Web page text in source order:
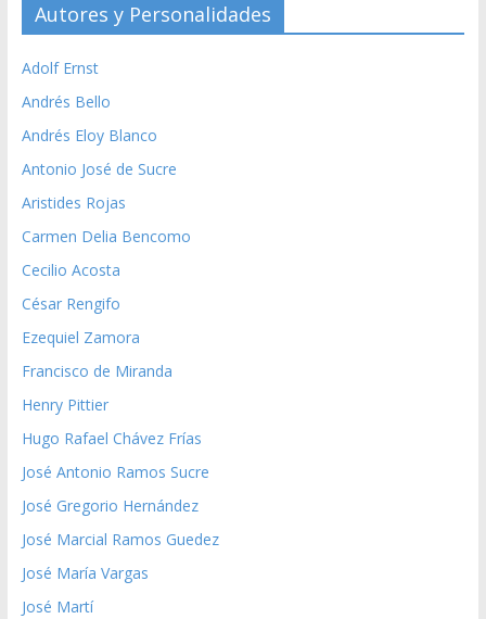
Autores y Personalidades
Adolf Ernst
Andrés Bello
Andrés Eloy Blanco
Antonio José de Sucre
Aristides Rojas
Carmen Delia Bencomo
Cecilio Acosta
César Rengifo
Ezequiel Zamora
Francisco de Miranda
Henry Pittier
Hugo Rafael Chávez Frías
José Antonio Ramos Sucre
José Gregorio Hernández
José Marcial Ramos Guedez
José María Vargas
José Martí